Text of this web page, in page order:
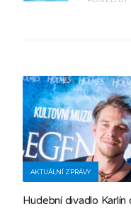
AKTUÁLNÍ ZPRÁVY
Hudební divadlo